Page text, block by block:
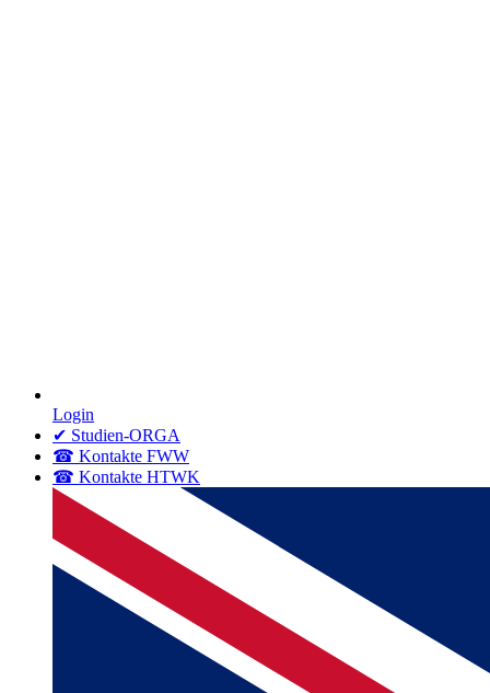
Login
✔ Studien-ORGA
☎ Kontakte FWW
☎ Kontakte HTWK